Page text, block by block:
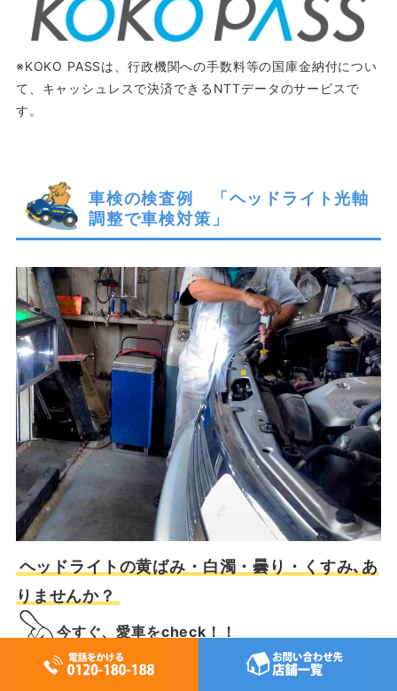
※KOKO PASSは、行政機関への手数料等の国庫金納付につい
て、キャッシュレスで決済できるNTTデータのサービスで
す。
車検の検査例 「ヘッドライト光軸
調整で車検対策」
ヘッドライトの黄ばみ・白濁・曇り・くすみ､あ
りませんか？
今すぐ、愛車をcheck！！
車検の検査項目には、ヘッドライトの光軸や明るさ（光度）